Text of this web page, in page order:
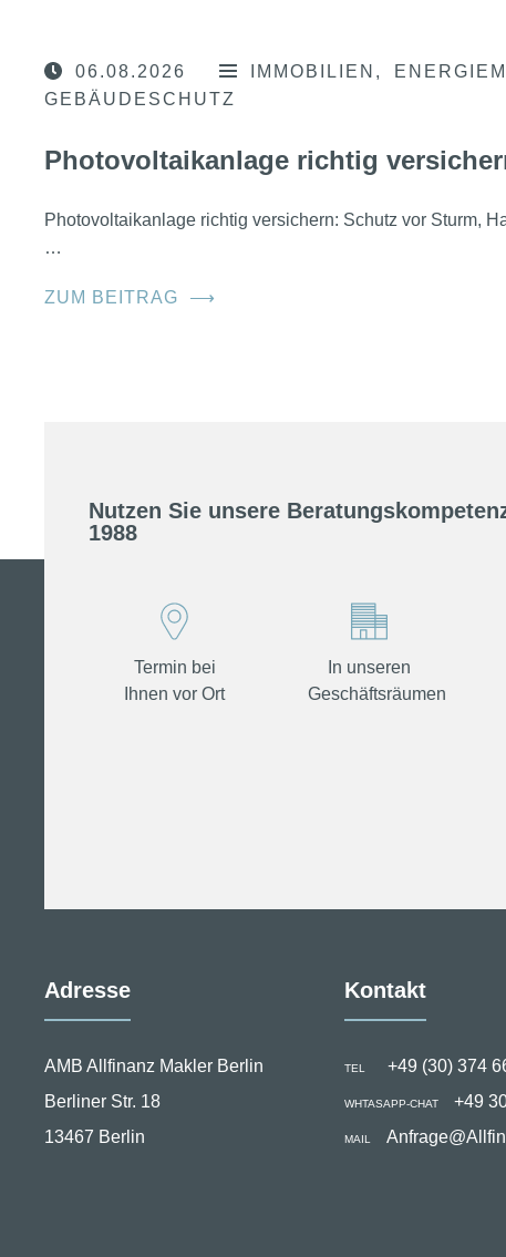
06.08.2026 IMMOBILIEN
GEBÄUDESCHUTZ
Photovoltaikanlage richtig
Photovoltaikanlage richtig versichern: Schutz vor Sturm,
…
ZUM BEITRAG ⟶
Nutzen Sie unsere
1988
Termin bei
Ihnen vor Ort
In unseren
Geschäftsräumen
Adresse
AMB Allfinanz Makler Berlin
Berliner Str. 18
13467 Berlin
Kontakt
TEL +49 (30) 374
WHTASAPP-CHAT +49
MAIL